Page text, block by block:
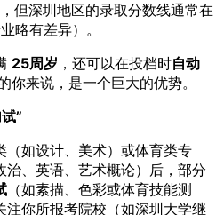
但深圳地区的录取分数线通常在
略有差异）。
25周岁 ，还可以在投档时自动
你来说，是一个巨大的优势。
”
（如设计、美术）或体育类专
治、英语、艺术概论）后，部分
（如素描、色彩或体育技能测
注你所报考院校（如深圳大学继